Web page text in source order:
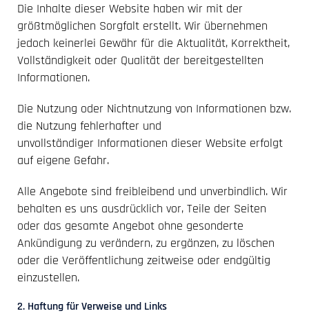
Die Inhalte dieser Website haben wir mit der
größtmöglichen Sorgfalt erstellt. Wir übernehmen
jedoch keinerlei Gewähr für die Aktualität, Korrektheit,
Vollständigkeit oder Qualität der bereitgestellten
Informationen.
Die Nutzung oder Nichtnutzung von Informationen bzw.
die Nutzung fehlerhafter und
unvollständiger Informationen dieser Website erfolgt
auf eigene Gefahr.
Alle Angebote sind freibleibend und unverbindlich. Wir
behalten es uns ausdrücklich vor, Teile der Seiten
oder das gesamte Angebot ohne gesonderte
Ankündigung zu verändern, zu ergänzen, zu löschen
oder die Veröffentlichung zeitweise oder endgültig
einzustellen.
2. Haftung für Verweise und Links